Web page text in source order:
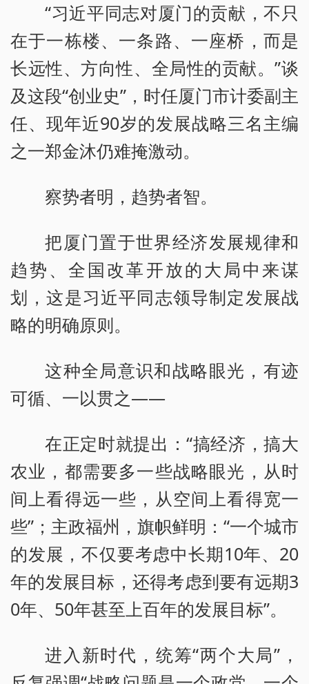
“习近平同志对厦门的贡献，不只
在于一栋楼、一条路、一座桥，而是
长远性、方向性、全局性的贡献。”谈
及这段“创业史”，时任厦门市计委副主
任、现年近90岁的发展战略三名主编
之一郑金沐仍难掩激动。
察势者明，趋势者智。
把厦门置于世界经济发展规律和
趋势、全国改革开放的大局中来谋
划，这是习近平同志领导制定发展战
略的明确原则。
这种全局意识和战略眼光，有迹
可循、一以贯之——
在正定时就提出：“搞经济，搞大
农业，都需要多一些战略眼光，从时
间上看得远一些，从空间上看得宽一
些”；主政福州，旗帜鲜明：“一个城市
的发展，不仅要考虑中长期10年、20
年的发展目标，还得考虑到要有远期3
0年、50年甚至上百年的发展目标”。
进入新时代，统筹“两个大局”，